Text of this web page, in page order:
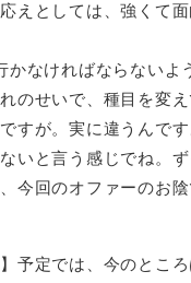
えとしては、強くて
かなければならないよ
のせいで、種目を変え
すが。実に違うんで
いと言う感じでね。
今回のオファーのお
予定では、今のとこ